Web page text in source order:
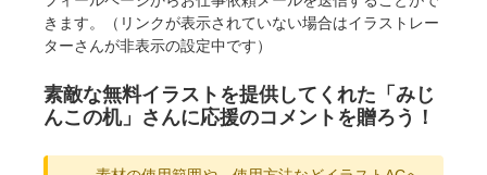
きます。（リンクが表示されていない場合はイラストレー
ターさんが非表示の設定中です）
素敵な無料イラストを提供してくれた「みじ
んこの机」さんに応援のコメントを贈ろう！